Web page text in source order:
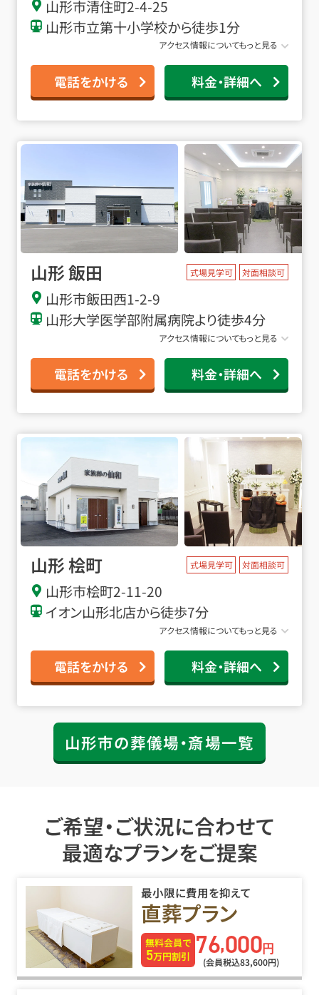
山形市清住町2-4-25
山形市立第十小学校から徒歩1分
アクセス情報についてもっと見る
電話をかける 料金・詳細へ
山形 飯田 式場見学可 対面相談可
山形市飯田西1-2-9
山形大学医学部附属病院より徒歩4分
アクセス情報についてもっと見る
電話をかける 料金・詳細へ
山形 桧町 式場見学可 対面相談可
山形市桧町2-11-20
イオン山形北店から徒歩7分
アクセス情報についてもっと見る
電話をかける 料金・詳細へ
山形市の葬儀場・斎場一覧
ご希望・ご状況に合わせて
最適なプランをご提案
最小限に費用を抑えて
直葬プラン
無料会員で
5万円割引 76,000円
(会員税込83,600円)